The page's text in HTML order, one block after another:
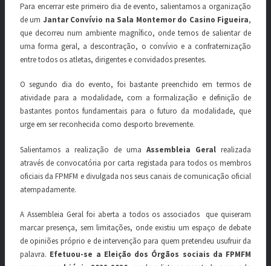
Para encerrar este primeiro dia de evento, salientamos a organização
de um Jantar Convívio na Sala Montemor do Casino Figueira,
que decorreu num ambiente magnífico, onde temos de salientar de
uma forma geral, a descontração, o convívio e a confraternização
entre todos os atletas, dirigentes e convidados presentes.
O segundo dia do evento, foi bastante preenchido em termos de
atividade para a modalidade, com a formalização e definição de
bastantes pontos fundamentais para o futuro da modalidade, que
urge em ser reconhecida como desporto brevemente.
Salientamos a realização de uma Assembleia Geral realizada
através de convocatória por carta registada para todos os membros
oficiais da FPMFM e divulgada nos seus canais de comunicação oficial
atempadamente.
A Assembleia Geral foi aberta a todos os associados que quiseram
marcar presença, sem limitações, onde existiu um espaço de debate
de opiniões próprio e de intervenção para quem pretendeu usufruir da
palavra. Efetuou-se a Eleição dos Órgãos sociais da FPMFM